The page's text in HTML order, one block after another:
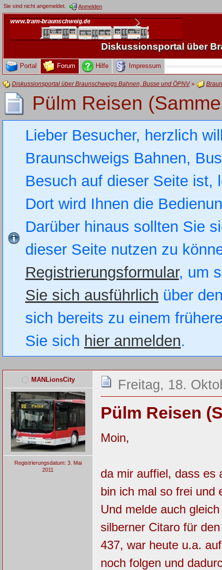
Sie sind nicht angemeldet. Anmelden
Diskussionsportal über
Portal Forum Hilfe Impressum
Diskussionsportal über Braunschweigs Bahnen, Busse und ÖPNV»
Pülm Reisen
Lieber Besucher, herzlich
Braunschweigs Bahnen,
Besuch auf dieser Seite
Dort wird Ihnen die
Darüber hinaus sollten Sie
dieser Seite nutzen zu
Registrierungsformular, um
Sie sich ausführlich über
sich bereits zu einem
Sie sich hier anmelden.
MANLionsCity
Registrierungsdatum: 3. Mai
2011
Freitag, 18.
Pülm Reisen
Moin,
da mir auffiel, dass es
bin ich mal so frei und
Und melde auch
silberner Citaro für
437, war heute u.a.
noch folgen und